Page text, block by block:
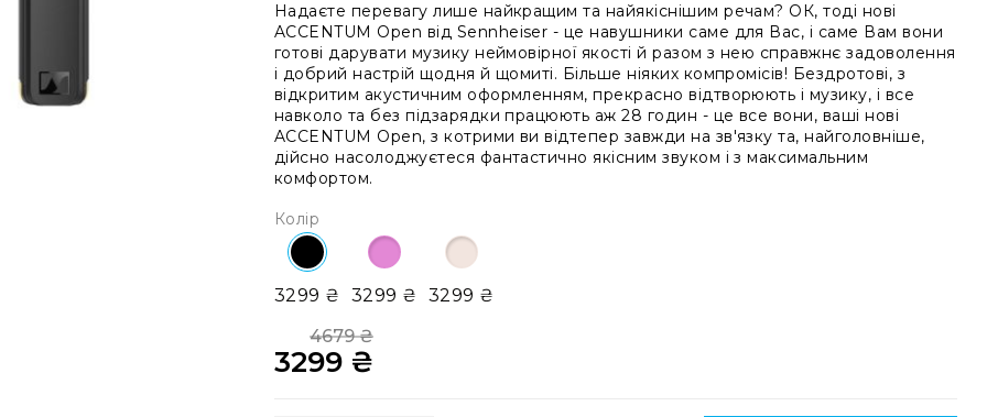
Надаєте перевагу лише найкращим та найякіснішим речам? ОК, тоді нові
ACCENTUM Open від Sennheiser - це навушники саме для Вас, і саме Вам вони
готові дарувати музику неймовірної якості й разом з нею справжнє задоволення
і добрий настрій щодня й щомиті. Більше ніяких компромісів! Бездротові, з
відкритим акустичним оформленням, прекрасно відтворюють і музику, і все
навколо та без підзарядки працюють аж 28 годин - це все вони, ваші нові
ACCENTUM Open, з котрими ви відтепер завжди на зв'язку та, найголовніше,
дійсно насолоджуєтеся фантастично якісним звуком і з максимальним
комфортом.
Колір
3299 ₴ 3299 ₴ 3299 ₴
3299 ₴
4679 ₴